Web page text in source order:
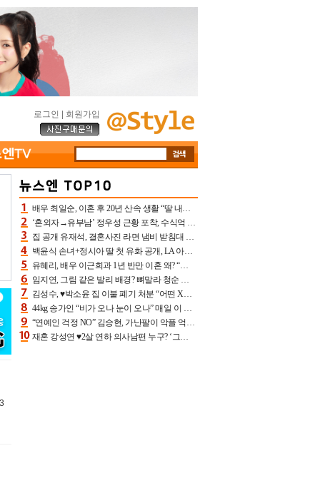
로그인 회원가입
배우 최일순, 이혼 후 20년 산속 생활 “딸 내가 버렸다고 원망‥맘 아파”(특종)[어제TV]
‘혼외자→유부남’ 정우성 근황 포착, 수식억 해킹 피해 후배 만났다 “존경하는”
집 공개 유재석, 결혼사진 라면 냄비 받침대 되고 분노‥가족사진도 피해(놀뭐)[어제TV]
백윤식 손녀+정시아 딸 첫 유화 공개, LA 아트쇼→서울국제조각페스타 작가다운 수준급 실력
유혜리, 배우 이근희과 1년 반만 이혼 왜? “식칼 꽂고 의자 던져” 충격 폭로(특종)[어제TV]
임지연, 그림 같은 발리 배경? 뼈말라 청순 비키니 핏에 상대 안 되네
김성수, ♥박소윤 집 이불 폐기 처분 “어떤 X이랑 썼을지 몰라” 질투(신랑수업2)[어제TV]
44kg 송가인 “비가 오나 눈이 오나” 매일 이 운동, 허벅지 근육량 상승+체지방 감소
“연예인 걱정 NO” 김승현, 가난팔이 악플 억울할만‥아내+딸과 日 여행
재혼 강성연 ♥2살 연하 의사남편 누구? ‘그알’ 자문의에 훈남 비주얼 초엘리트 스펙 [종합]